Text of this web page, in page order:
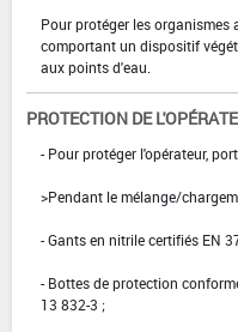
Pour protéger les organismes
comportant un dispositif
aux points d'eau.
PROTECTION DE
- Pour protéger l'opérateur,
>Pendant le mélange/
- Gants en nitrile certifiés EN
- Bottes de protection
13 832-3 ;